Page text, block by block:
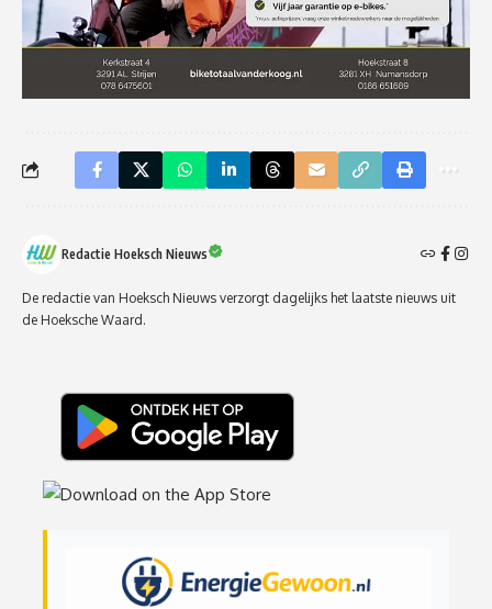
Redactie Hoeksch Nieuws
De redactie van Hoeksch Nieuws verzorgt dagelijks het laatste nieuws uit
de Hoeksche Waard.